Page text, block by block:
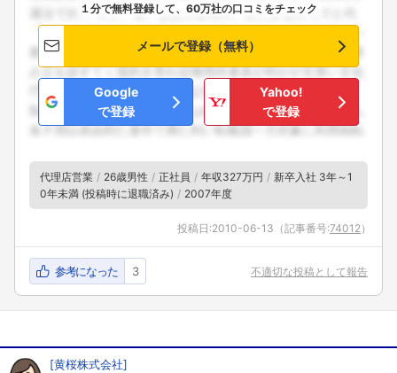
フォローしました
こちらの企業もフォローしませんか？
１分で無料登録して、60万社の口コミをチェック
メールで登録（無料）
Google
で登録
Yahoo!
で登録
代理店営業 26歳男性 正社員 年収327万円
新卒入社 3年～1
0年未満 (投稿時に退職済み)
2007年度
投稿日:2010-06-13 （記事番号:74012 ）
参考になった 3 不適切な投稿として報告
[黄桜株式会社]